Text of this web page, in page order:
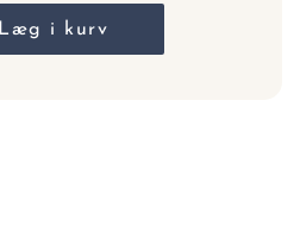
Læg i kurv